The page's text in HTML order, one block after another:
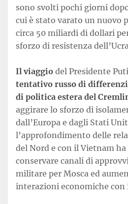
sono svolti pochi giorni
cui è stato varato un nuovo
circa 50 miliardi di dollari
sforzo di resistenza
Il viaggio del Presidente
tentativo russo di
di politica estera del
aggirare lo sforzo di
dall’Europa e dagli Stati
l’approfondimento delle
del Nord e con il Vietnam ha
conservare canali di
militare per Mosca ed
interazioni economiche con